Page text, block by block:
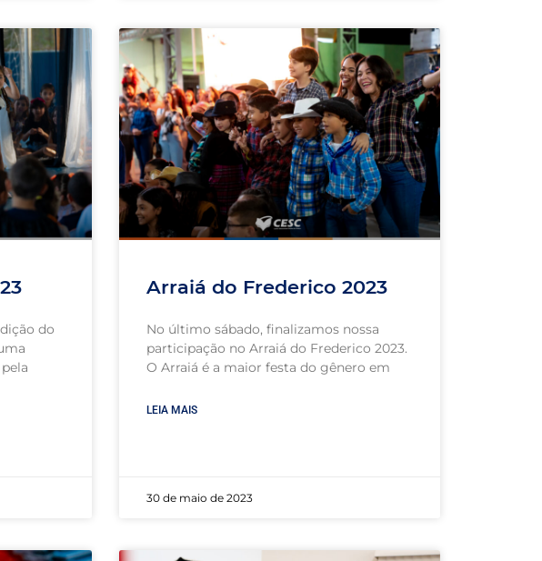
do
Arraiá do Frederico 2023
No último sábado, finalizamos nossa
participação no Arraiá do Frederico 2023.
O Arraiá é a maior festa do gênero em
LEIA MAIS
30 de maio de 2023